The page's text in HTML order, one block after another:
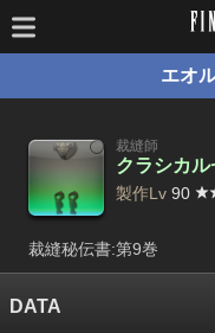
エオ
裁縫師
クラシカ
製作Lv 90
裁縫秘伝書:第9巻
DATA